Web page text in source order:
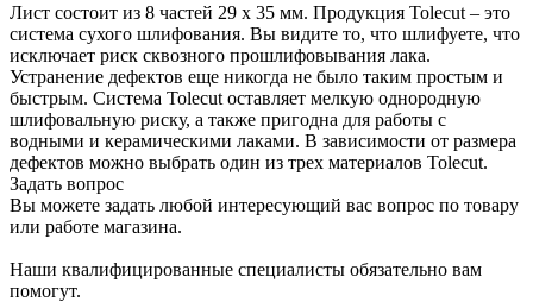
Лист состоит из 8 частей 29 х 35 мм. Продукция Tolecut – это
система сухого шлифования. Вы видите то, что шлифуете, что
исключает риск сквозного прошлифовывания лака.
Устранение дефектов еще никогда не было таким простым и
быстрым. Система Tolecut оставляет мелкую однородную
шлифовальную риску, а также пригодна для работы с
водными и керамическими лаками. В зависимости от размера
дефектов можно выбрать один из трех материалов Tolecut.
Задать вопрос
Вы можете задать любой интересующий вас вопрос по товару
или работе магазина.
Наши квалифицированные специалисты обязательно вам
помогут.